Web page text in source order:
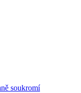
soukromí